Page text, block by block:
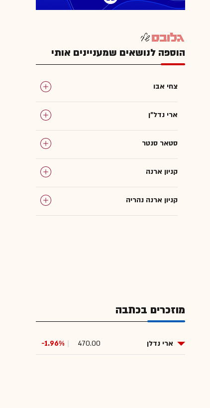
הוספה לנושאים שמעניינים אותי
צחי אבו
ארי נדל"ן
סטאר סנטר
קניון ארנה
קניון ארנה נהריה
מוזכרים בכתבה
ארי נדלן 470.00
-1.96%